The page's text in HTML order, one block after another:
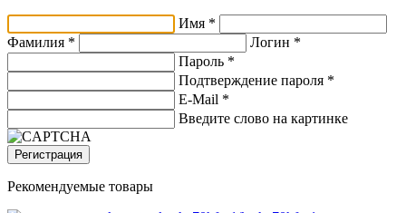
Имя *
Фамилия *
Логин *
Пароль *
Подтверждение пароля *
E-Mail *
Введите слово на картинке
Регистрация
Рекомендуемые товары